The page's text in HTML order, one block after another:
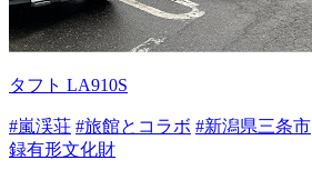
タフト LA910S
#嵐渓荘 #旅館とコラボ #新潟県三条市
録有形文化財